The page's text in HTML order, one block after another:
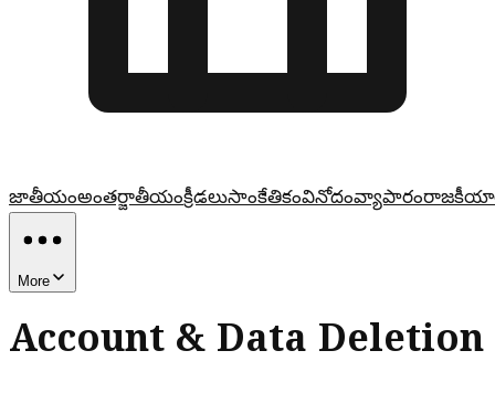
జాతీయంఅంతర్జాతీయంక్రీడలుసాంకేతికంవినోదంవ్యాపారం
More
Account & Data Deletion